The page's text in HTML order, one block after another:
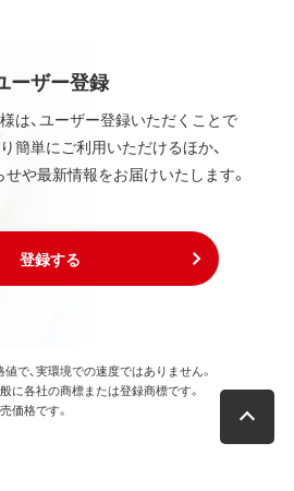
ーザー登録
は、ユーザー登録いただくことで
簡単にご利用いただけるほか、
や最新情報をお届けいたします。
登録する
で、実環境での速度ではありません。
に各社の商標または登録商標です。
価格です。